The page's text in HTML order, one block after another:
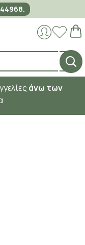
άνω των